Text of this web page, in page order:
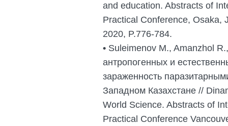
and education. Abstracts of
Practical Conference, Osaka,
2020, P.776-784.
• Suleimenov M., Amanzhol
антропогенных и
зараженность
Западном Казахстане //
World Science. Abstracts of
Practical Conference